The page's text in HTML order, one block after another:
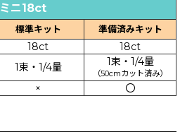
ミニ18ct
標準キット
準備済みキット
18ct 18ct
1束・1/4量 1束・1/4量
（50cmカット済み）
× 〇